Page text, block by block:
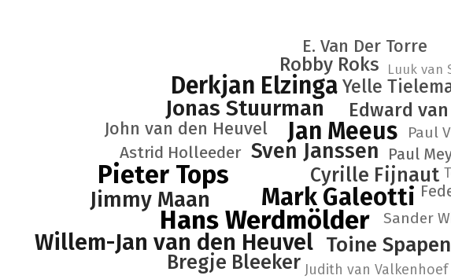
Hans Werdmölder
Pieter Tops
Mark Galeotti
Jan Meeus
Derkjan Elzinga
Willem-Jan van den Heuvel
Jonas Stuurman
Jimmy Maan
Sven Janssen
Toine
Bregje Bleeker
Cyrille Fijnaut
Edward
Robby Roks
Yelle
E. Van Der Torre
John van den Heuvel
Astrid Holleeder
Paul
Sander
Paul
Judith van Valkenhoef
Luuk van